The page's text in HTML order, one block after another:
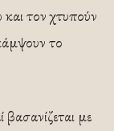
τον χτυπούν
το
με